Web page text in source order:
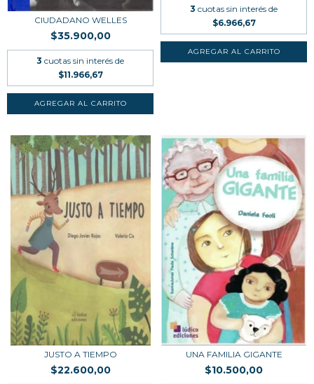
CIUDADANO WELLES
$35.900,00
3 cuotas sin interés de
$11.966,67
3 cuotas sin interés de
$6.966,67
JUSTO A TIEMPO
$22.600,00
UNA FAMILIA GIGANTE
$10.500,00